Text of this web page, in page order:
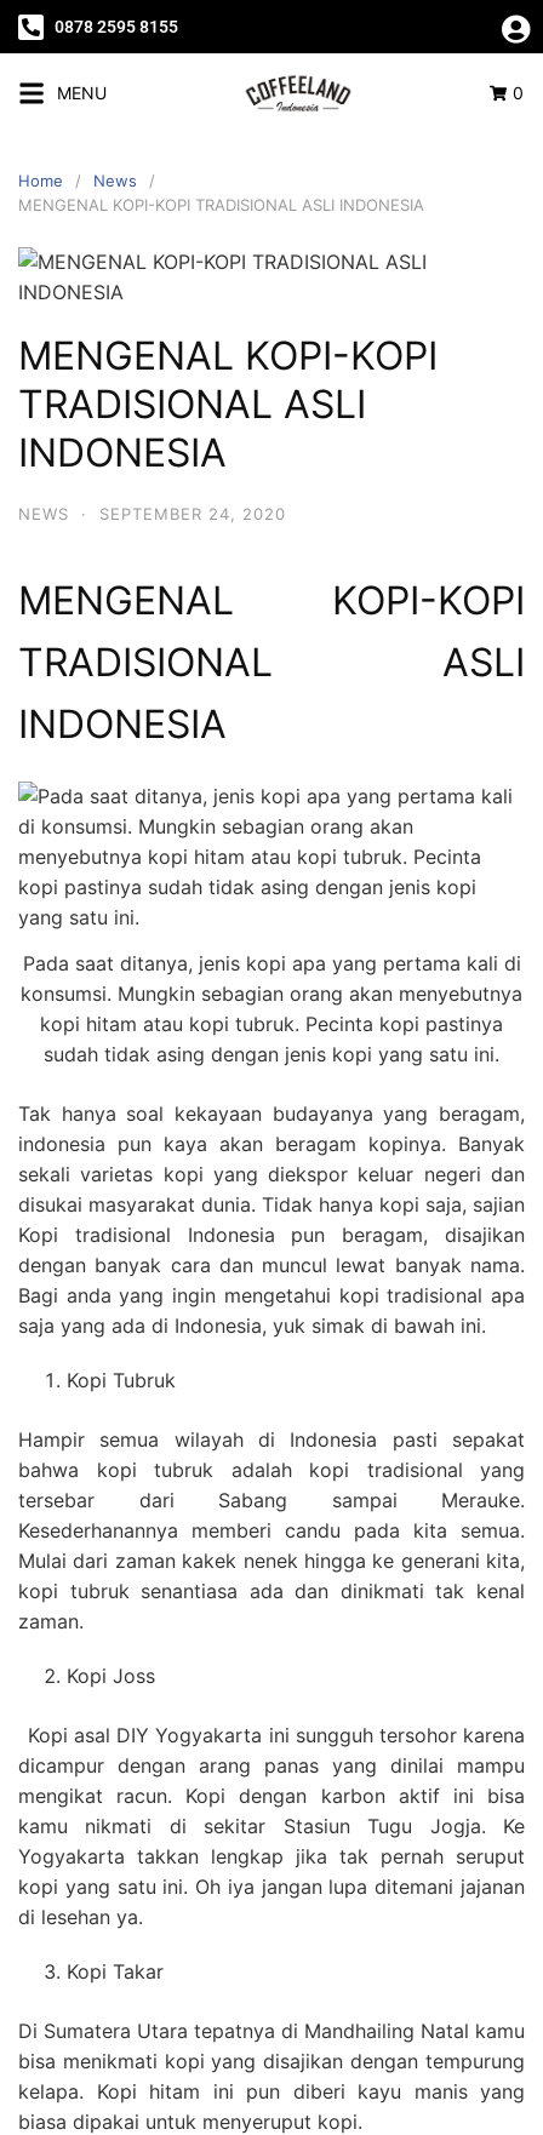
0878 2595 8155
MENU 0
Home
News
MENGENAL KOPI-KOPI TRADISIONAL ASLI INDONESIA
MENGENAL KOPI-KOPI
TRADISIONAL ASLI
INDONESIA
NEWS · SEPTEMBER 24, 2020
MENGENAL KOPI-KOPI
TRADISIONAL ASLI
INDONESIA
Pada saat ditanya, jenis kopi apa yang pertama kali di
konsumsi. Mungkin sebagian orang akan menyebutnya
kopi hitam atau kopi tubruk. Pecinta kopi pastinya
sudah tidak asing dengan jenis kopi yang satu ini.
Tak hanya soal kekayaan budayanya yang beragam,
indonesia pun kaya akan beragam kopinya. Banyak
sekali varietas kopi yang diekspor keluar negeri dan
disukai masyarakat dunia. Tidak hanya kopi saja, sajian
Kopi tradisional Indonesia pun beragam, disajikan
dengan banyak cara dan muncul lewat banyak nama.
Bagi anda yang ingin mengetahui kopi tradisional apa
saja yang ada di Indonesia, yuk simak di bawah ini.
Kopi Tubruk
Hampir semua wilayah di Indonesia pasti sepakat
bahwa kopi tubruk adalah kopi tradisional yang
tersebar dari Sabang sampai Merauke.
Kesederhanannya memberi candu pada kita semua.
Mulai dari zaman kakek nenek hingga ke generani kita,
kopi tubruk senantiasa ada dan dinikmati tak kenal
zaman.
Kopi Joss
Kopi asal DIY Yogyakarta ini sungguh tersohor karena
dicampur dengan arang panas yang dinilai mampu
mengikat racun. Kopi dengan karbon aktif ini bisa
kamu nikmati di sekitar Stasiun Tugu Jogja. Ke
Yogyakarta takkan lengkap jika tak pernah seruput
kopi yang satu ini. Oh iya jangan lupa ditemani jajanan
di lesehan ya.
Kopi Takar
Di Sumatera Utara tepatnya di Mandhailing Natal kamu
bisa menikmati kopi yang disajikan dengan tempurung
kelapa. Kopi hitam ini pun diberi kayu manis yang
biasa dipakai untuk menyeruput kopi.